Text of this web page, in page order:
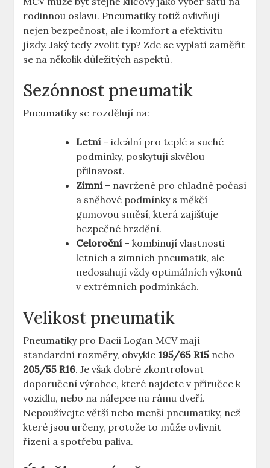
rodinnou oslavu. Pneumatiky totiž ovlivňují
nejen bezpečnost, ale i komfort a efektivitu
jízdy. Jaký tedy zvolit typ? Zde se vyplatí zaměřit
se na několik důležitých aspektů.
Sezónnost pneumatik
Pneumatiky se rozdělují na:
Letní– ideální pro teplé a suché
podmínky, poskytují skvělou
přilnavost.
Zimní– navržené pro chladné počasí
a sněhové podmínky s měkčí
gumovou směsí, která zajišťuje
bezpečné brzdění.
Celoroční– kombinují vlastnosti
letních a zimních pneumatik, ale
nedosahují vždy optimálních výkonů
v extrémních podmínkách.
Velikost pneumatik
Pneumatiky pro Dacii Logan MCV mají
standardní rozměry, obvykle 195/65 R15 nebo
205/55 R16. Je však dobré zkontrolovat
doporučení výrobce, které najdete v příručce k
vozidlu, nebo na nálepce na rámu dveří.
Nepoužívejte větší nebo menší pneumatiky, než
které jsou určeny, protože to může ovlivnit
řízení a spotřebu paliva.